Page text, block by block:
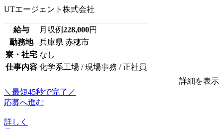
UTエージェント株式会社
給与 月収例228,000円
勤務地
兵庫県 赤穂市
寮・社宅 なし
仕事内容 化学系工場 / 現場事務 / 正社員
詳細を表示
＼最短45秒で完了／
応募へ進む
詳しく